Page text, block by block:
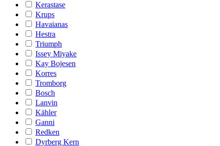
Kerastase
Krups
Havaianas
Hestra
Triumph
Issey Miyake
Kay Bojesen
Korres
Tromborg
Bosch
Lanvin
Kähler
Ganni
Redken
Dyrberg Kern